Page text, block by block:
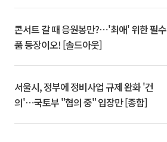
콘서트 갈 때 응원봉만?⋯'최애' 위한 필수
품 등장이오! [솔드아웃]
서울시, 정부에 정비사업 규제 완화 '건
의'⋯국토부 "협의 중" 입장만 [종합]